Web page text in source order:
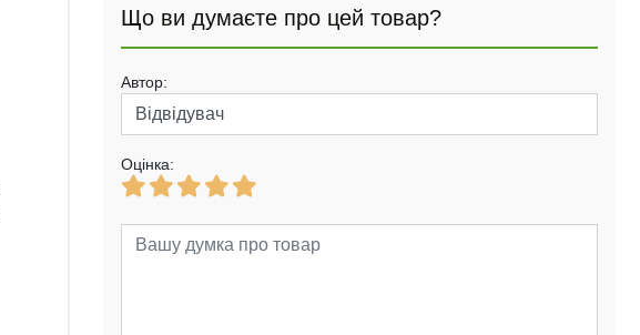
Що ви думаєте про цей товар?
Автор:
Оцінка: